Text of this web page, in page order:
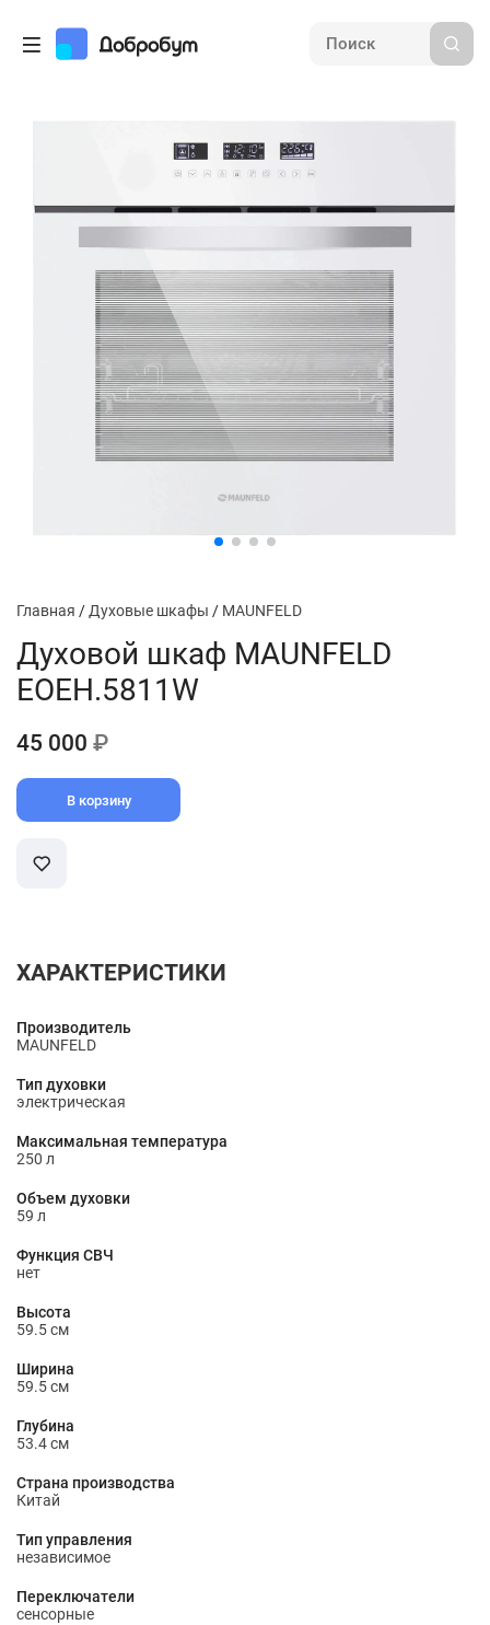
Главная / Духовые шкафы / MAUNFELD
Духовой шкаф MAUNFELD
EOEH.5811W
45 000 ₽
В корзину
ХАРАКТЕРИСТИКИ
Производитель
MAUNFELD
Тип духовки
электрическая
Максимальная температура
250 л
Объем духовки
59 л
Функция СВЧ
нет
Высота
59.5 см
Ширина
59.5 см
Глубина
53.4 см
Страна производства
Китай
Тип управления
независимое
Переключатели
сенсорные